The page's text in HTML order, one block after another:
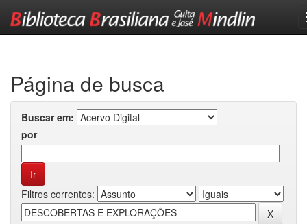
Página de busca
Buscar em:
por
Filtros correntes: